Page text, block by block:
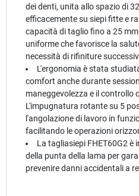
dei denti, unita allo spazio di
efficacemente su siepi fitte e
capacità di taglio fino a 25
uniforme che favorisce la
necessità di rifiniture
L'ergonomia è stata
comfort anche durante
maneggevolezza e il controllo
L'impugnatura rotante su 5
l'angolazione di lavoro in
facilitando le operazioni
La tagliasiepi FHET60G2
della punta della lama per
prevenire danni accidentali a